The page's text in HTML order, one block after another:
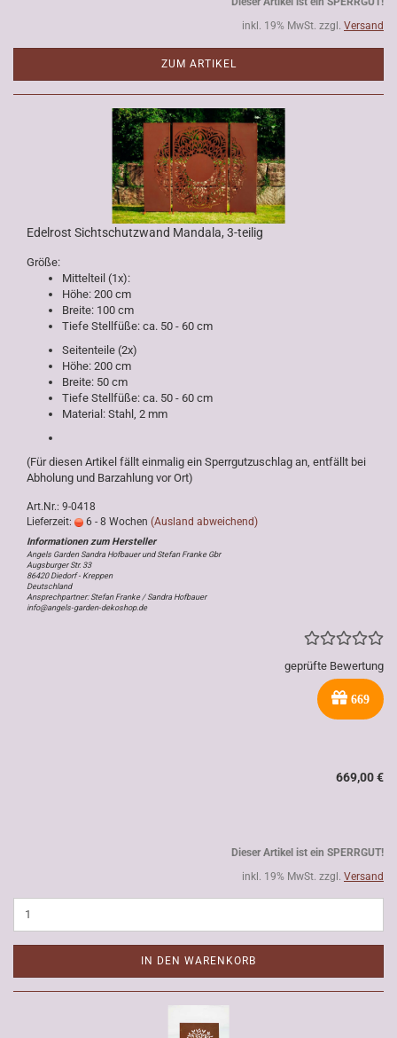
inkl. 19% MwSt. zzgl. Versand
ZUM ARTIKEL
Edelrost Sichtschutzwand Mandala, 3-teilig
Größe:
Mittelteil (1x):
Höhe: 200 cm
Breite: 100 cm
Tiefe Stellfüße: ca. 50 - 60 cm
Seitenteile (2x)
Höhe: 200 cm
Breite: 50 cm
Tiefe Stellfüße: ca. 50 - 60 cm
Material: Stahl, 2 mm
(Für diesen Artikel fällt einmalig ein Sperrgutzuschlag an, entfällt bei
Abholung und Barzahlung vor Ort)
Art.Nr.: 9-0418
Lieferzeit:
6 - 8 Wochen (Ausland abweichend)
Angels Garden Sandra Hofbauer und Stefan Franke Gbr
Augsburger Str. 33
86420 Diedorf - Kreppen
Deutschland
Ansprechpartner: Stefan Franke / Sandra Hofbauer
info@angels-garden-dekoshop.de
geprüfte Bewertung
669
669,00 €
Dieser Artikel ist ein SPERRGUT!
inkl. 19% MwSt. zzgl. Versand
IN DEN WARENKORB